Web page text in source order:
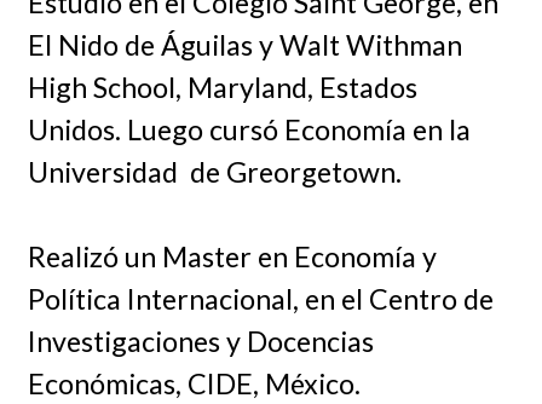
El Nido de Águilas y Walt Withman
High School, Maryland, Estados
Unidos. Luego cursó Economía en la
Universidad de Greorgetown.
Realizó un Master en Economía y
Política Internacional, en el Centro de
Investigaciones y Docencias
Económicas, CIDE, México.